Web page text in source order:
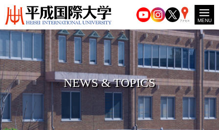
アクセス MENU
NEWS & TOPICS